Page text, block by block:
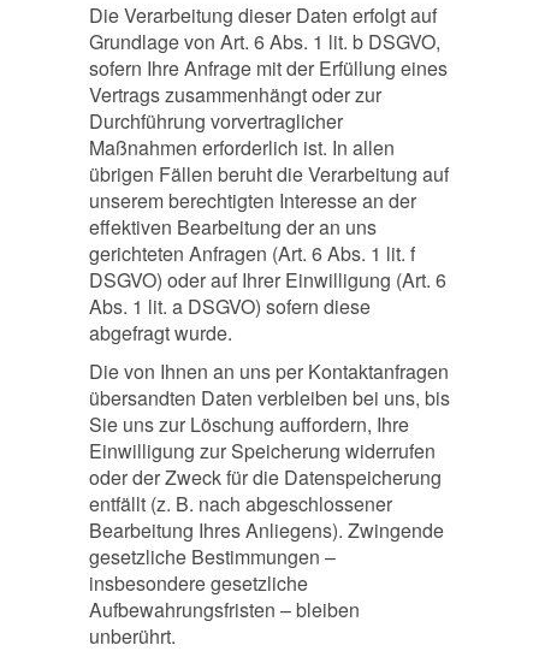
Die Verarbeitung dieser Daten erfolgt auf
Grundlage von Art. 6 Abs. 1 lit. b DSGVO,
sofern Ihre Anfrage mit der Erfüllung eines
Vertrags zusammenhängt oder zur
Durchführung vorvertraglicher
Maßnahmen erforderlich ist. In allen
übrigen Fällen beruht die Verarbeitung auf
unserem berechtigten Interesse an der
effektiven Bearbeitung der an uns
gerichteten Anfragen (Art. 6 Abs. 1 lit. f
DSGVO) oder auf Ihrer Einwilligung (Art. 6
Abs. 1 lit. a DSGVO) sofern diese
abgefragt wurde.
Die von Ihnen an uns per Kontaktanfragen
übersandten Daten verbleiben bei uns, bis
Sie uns zur Löschung auffordern, Ihre
Einwilligung zur Speicherung widerrufen
oder der Zweck für die Datenspeicherung
entfällt (z. B. nach abgeschlossener
Bearbeitung Ihres Anliegens). Zwingende
gesetzliche Bestimmungen –
insbesondere gesetzliche
Aufbewahrungsfristen – bleiben
unberührt.